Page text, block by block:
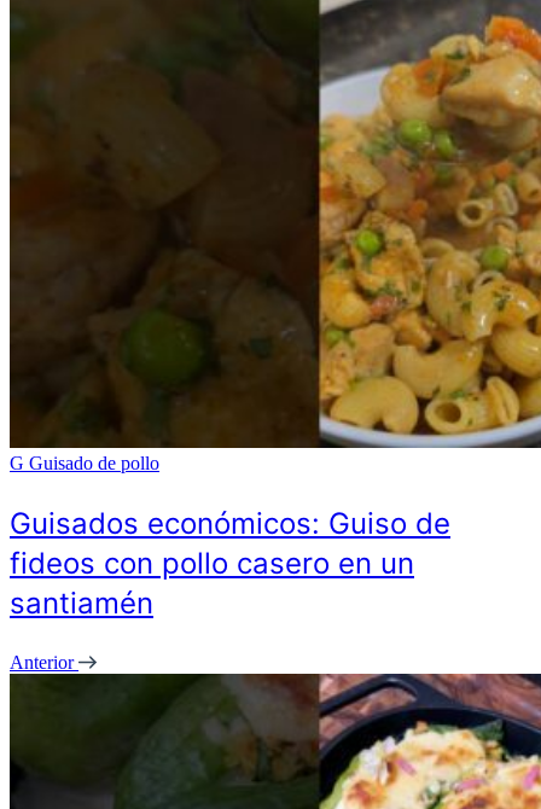
G Guisado de pollo
Guisados económicos: Guiso de
fideos con pollo casero en un
santiamén
Anterior